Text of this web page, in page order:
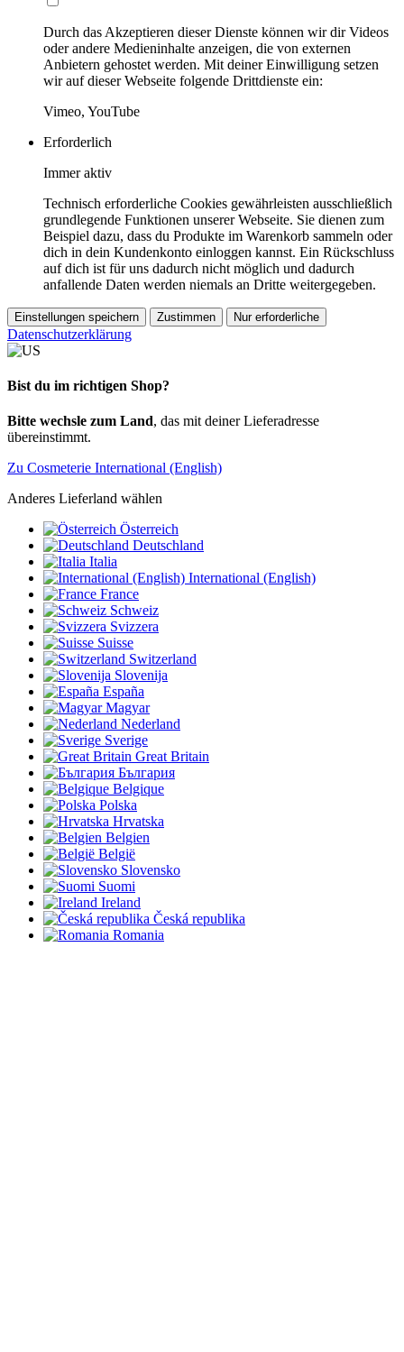
Durch das Akzeptieren dieser Dienste können wir dir Videos
oder andere Medieninhalte anzeigen, die von externen
Anbietern gehostet werden. Mit deiner Einwilligung setzen
wir auf dieser Webseite folgende Drittdienste ein:
Vimeo, YouTube
Erforderlich
Immer aktiv
Technisch erforderliche Cookies gewährleisten ausschließlich
grundlegende Funktionen unserer Webseite. Sie dienen zum
Beispiel dazu, dass du Produkte im Warenkorb sammeln oder
dich in dein Kundenkonto einloggen kannst. Ein Rückschluss
auf dich ist für uns dadurch nicht möglich und dadurch
anfallende Daten werden niemals an Dritte weitergegeben.
Einstellungen speichern Zustimmen Nur erforderliche
Datenschutzerklärung
Bist du im richtigen Shop?
Bitte wechsle zum Land, das mit deiner Lieferadresse
übereinstimmt.
Zu Cosmeterie International (English)
Anderes Lieferland wählen
Österreich
Deutschland
Italia
International (English)
France
Schweiz
Svizzera
Suisse
Switzerland
Slovenija
España
Magyar
Nederland
Sverige
Great Britain
България
Belgique
Polska
Hrvatska
Belgien
België
Slovensko
Suomi
Ireland
Česká republika
Romania